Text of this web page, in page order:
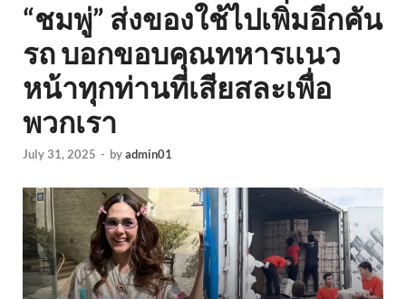
“ชมพู่” ส่งของใช้ไปเพิ่มอีกคัน
รถ บอกขอบคุณทหารเเนว
หน้าทุกท่านที่เสียสละเพื่อ
พวกเรา
July 31, 2025 - byadmin01